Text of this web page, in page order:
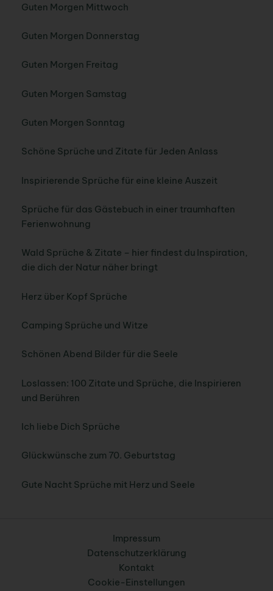
Guten Morgen Mittwoch
Guten Morgen Donnerstag
Guten Morgen Freitag
Guten Morgen Samstag
Guten Morgen Sonntag
Schöne Sprüche und Zitate für Jeden Anlass
Inspirierende Sprüche für eine kleine Auszeit
Sprüche für das Gästebuch in einer traumhaften
Ferienwohnung
Wald Sprüche & Zitate – hier findest du Inspiration,
die dich der Natur näher bringt
Herz über Kopf Sprüche
Camping Sprüche und Witze
Schönen Abend Bilder für die Seele
Loslassen: 100 Zitate und Sprüche, die Inspirieren
und Berühren
Ich liebe Dich Sprüche
Glückwünsche zum 70. Geburtstag
Gute Nacht Sprüche mit Herz und Seele
Impressum
Datenschutzerklärung
Kontakt
Cookie-Einstellungen